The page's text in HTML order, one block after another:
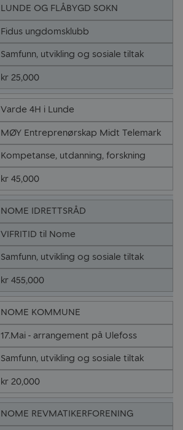
LUNDE OG FLÅBYGD SOKN
Fidus ungdomsklubb
Samfunn, utvikling og sosiale tiltak
kr 25,000
Varde 4H i Lunde
MØY Entreprenørskap Midt Telemark
Kompetanse, utdanning, forskning
kr 45,000
NOME IDRETTSRÅD
VIFRITID til Nome
Samfunn, utvikling og sosiale tiltak
kr 455,000
NOME KOMMUNE
17.Mai - arrangement på Ulefoss
Samfunn, utvikling og sosiale tiltak
kr 20,000
NOME REVMATIKERFORENING